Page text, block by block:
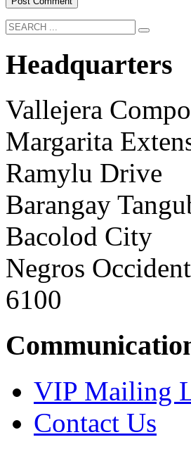
Headquarters
Vallejera
Margarita
Ramylu Drive
Barangay
Bacolod City
Negros
6100
VIP Mailing
Contact Us